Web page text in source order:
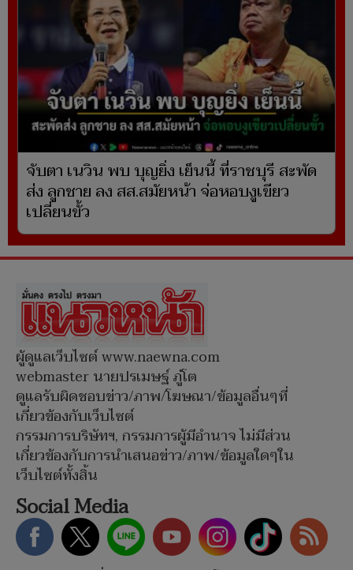
จับตา เนวิน พบ บุญยิ่ง เย็นนี้ ที่ราชบุรี สะพัด
ส่ง ลูกชาย ลง สส.สมัยหน้า จ่อหอบงูเขียว
เปลี่ยนขั้ว
ผู้ดูแลเว็บไซต์ www.naewna.com
webmaster นายปรเมษฐ์ ภู่โต
ดูแลรับผิดชอบข่าว/ภาพ/โฆษณา/ข้อมูลอื่นๆที่
เกี่ยวข้องกับเว็บไซต์
กรรมการบริษัทฯ, กรรมการผู้มีอำนาจ ไม่มีส่วน
เกี่ยวข้องกับการนำเสนอข่าว/ภาพ/ข้อมูลใดๆใน
เว็บไซต์ทั้งสิ้น
Social Media